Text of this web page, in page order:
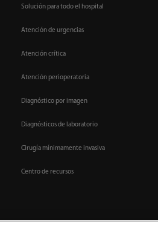
Solución para todo el hospital
Atención de urgencias
Atención crítica
Atención perioperatoria
Diagnóstico por imagen
Diagnósticos de laboratorio
Cirugía mínimamente invasiva
Centro de recursos